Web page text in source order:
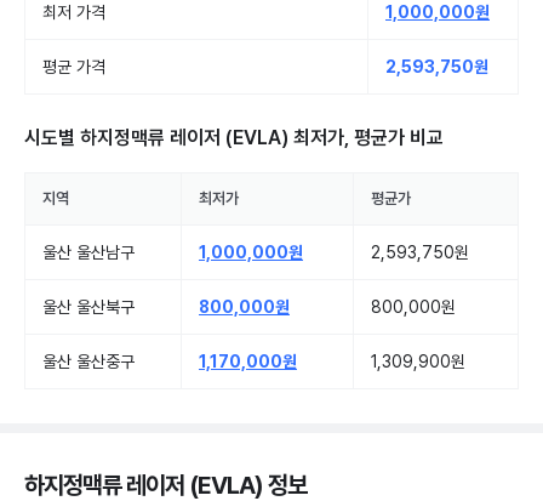
최저 가격 1,000,000원
평균 가격 2,593,750원
시도별 하지정맥류 레이저 (EVLA) 최저가, 평균가 비교
지역 최저가 평균가
울산 울산남구 1,000,000원 2,593,750원
울산 울산북구 800,000원 800,000원
울산 울산중구 1,170,000원 1,309,900원
하지정맥류 레이저 (EVLA) 정보